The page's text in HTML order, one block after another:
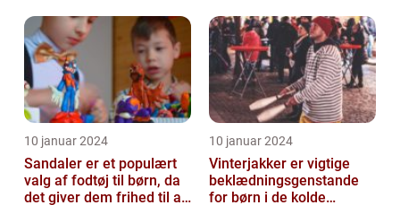
opl...
10 januar 2024
Sandaler er et populært
valg af fodtøj til børn, da
det giver dem frihed til at
10 januar 2024
Vinterjakker er vigtige
beklædningsgenstande
for børn i de kolde